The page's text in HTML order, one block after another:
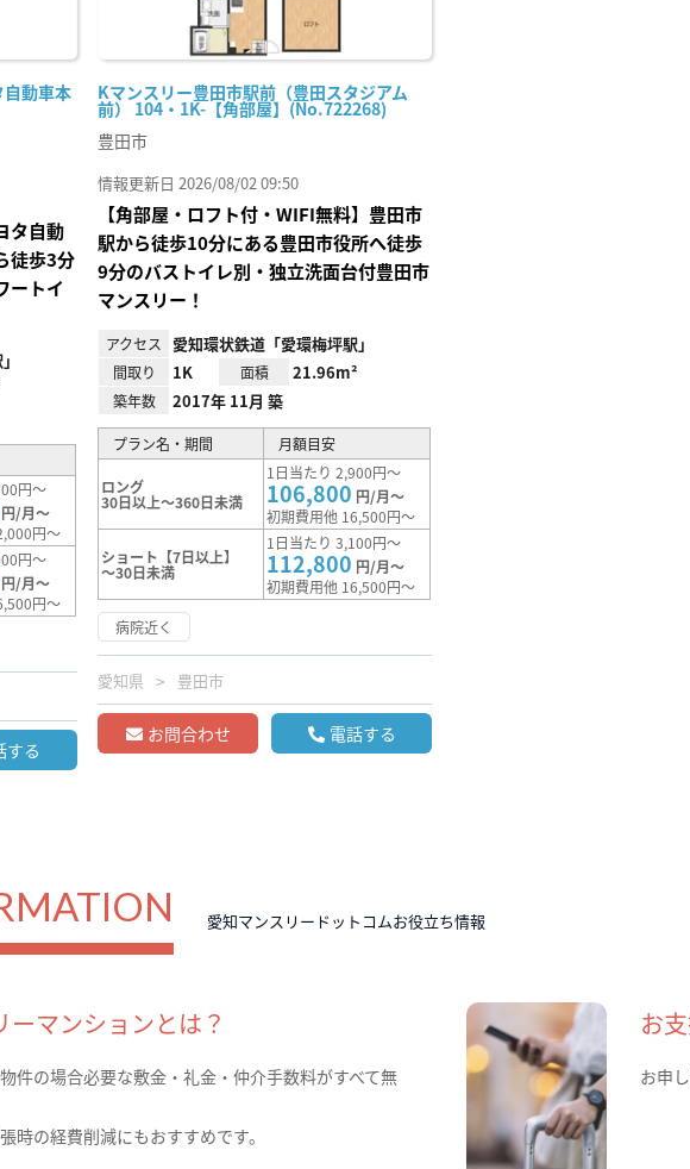
動車本
タ自動
徒歩3分
ートイ
円～
円/月～
円～
円～
円/月～
円～
する
Kマンスリー豊田市駅前（豊田スタジアム
前） 104・1K-【角部屋】(No.722268)
豊田市
情報更新日 2026/08/02 09:50
【角部屋・ロフト付・WIFI無料】豊田市
駅から徒歩10分にある豊田市役所へ徒歩
9分のバストイレ別・独立洗面台付豊田市
マンスリー！
アクセス 愛知環状鉄道「愛環梅坪駅」
間取り 1K 面積 21.96m²
築年数 2017年 11月 築
プラン名・期間 月額目安
ロング
30日以上～360日未満
1日当たり 2,900円～
106,800 円/月～
初期費用他 16,500円～
ショート【7日以上】
～30日未満
1日当たり 3,100円～
112,800 円/月～
初期費用他 16,500円～
病院近く
愛知県 豊田市
お問合わせ 電話する
愛知マンスリードットコムお役立ち情報
ーマンションとは？
件の場合必要な敷金・礼金・仲介手数料がすべて無
時の経費削減にもおすすめです。
お
お申